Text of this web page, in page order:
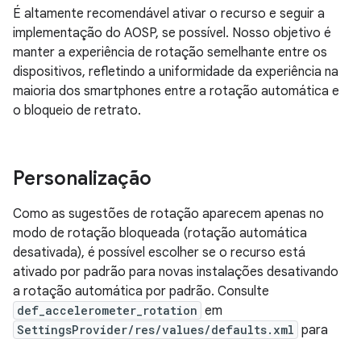
É altamente recomendável ativar o recurso e seguir a
implementação do AOSP, se possível. Nosso objetivo é
manter a experiência de rotação semelhante entre os
dispositivos, refletindo a uniformidade da experiência na
maioria dos smartphones entre a rotação automática e
o bloqueio de retrato.
Personalização
Como as sugestões de rotação aparecem apenas no
modo de rotação bloqueada (rotação automática
desativada), é possível escolher se o recurso está
ativado por padrão para novas instalações desativando
a rotação automática por padrão. Consulte
def_accelerometer_rotation em
SettingsProvider/res/values/defaults.xml para